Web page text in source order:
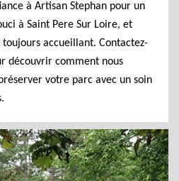
à Artisan Stephan pour un
à Saint Pere Sur Loire, et
accueillant. Contactez-
découvrir comment nous
votre parc avec un soin